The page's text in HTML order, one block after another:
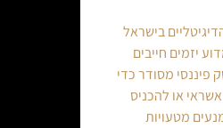
בישראל
יזמים חייבים
פיננסי מסודר כדי
או להכניס
מטעויות